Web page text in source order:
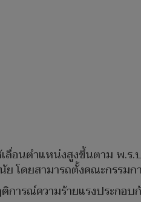
อนตำแหน่งสูงขึ้นตาม พ.ร
ย โดยสามารถตั้งคณะกรร
การณ์ความร้ายแรงประก